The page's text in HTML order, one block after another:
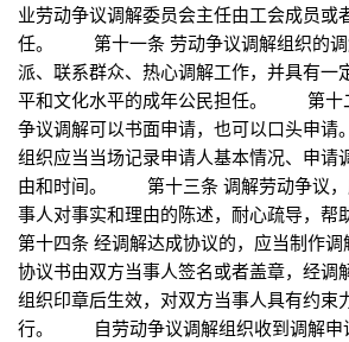
业劳动争议调解委员会主任由工会成员或
任。 第十一条 劳动争议调解组织的调
派、联系群众、热心调解工作，并具有一
平和文化水平的成年公民担任。 第十
争议调解可以书面申请，也可以口头申请
组织应当当场记录申请人基本情况、申请
由和时间。 第十三条 调解劳动争议，
事人对事实和理由的陈述，耐心疏导，
第十四条 经调解达成协议的，应当制
协议书由双方当事人签名或者盖章，经调
组织印章后生效，对双方当事人具有约束
行。 自劳动争议调解组织收到调解申